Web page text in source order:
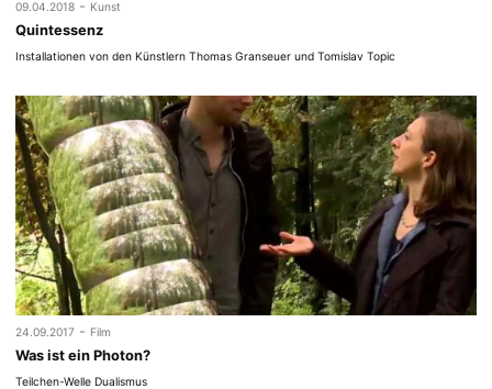
09.04.2018 - Kunst
Quintessenz
Installationen von den Künstlern Thomas Granseuer und Tomislav Topic
24.09.2017 - Film
Was ist ein Photon?
Teilchen-Welle Dualismus